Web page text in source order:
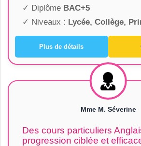
✓ Diplôme BAC+5
✓ Niveaux : Lycée, Collège,
Plus de détails
Mme M. Séverine
Des cours particuliers
progression ciblée et